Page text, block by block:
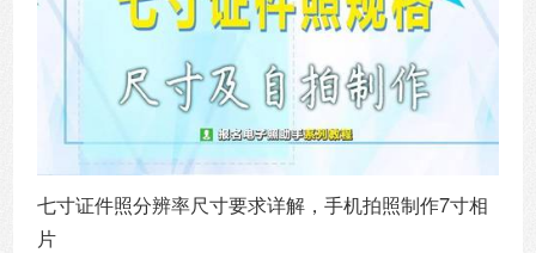
七寸证件照分辨率尺寸要求详解，手机拍照制作7寸相
片